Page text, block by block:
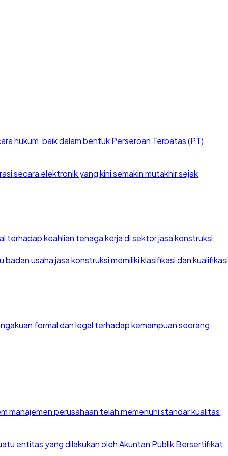
hukum, baik dalam bentuk Perseroan Terbatas (PT),
secara elektronik yang kini semakin mutakhir sejak
keahlian tenaga kerja di sektor jasa konstruksi.
usaha jasa konstruksi memiliki klasifikasi dan kualifikasi
formal dan legal terhadap kemampuan seorang
perusahaan telah memenuhi standar kualitas,
entitas yang dilakukan oleh Akuntan Publik Bersertifikat